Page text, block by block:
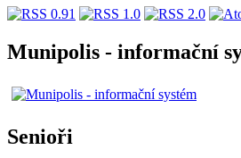
Munipolis - informační
Senioři